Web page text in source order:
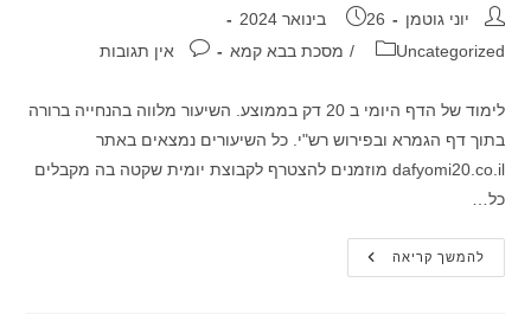
מחבר:יוני גוטמן פורסם:
26 בינואר 2024
קטגוריה:
Uncategorized
/ מסכת בבא קמא תגובות:אין תגובות
לימוד של הדף היומי ב 20 דק בממוצע. השיעור מלווה בהנחייה ברורה
בתוך דף הגמרא ובפירוש רש"י. כל השיעורים נמצאים באתר
dafyomi20.co.il מוזמנים להצטרף לקבוצת יומית שקטה בה מקבלים
כל…
להמשך קריאהמסכת
בבא